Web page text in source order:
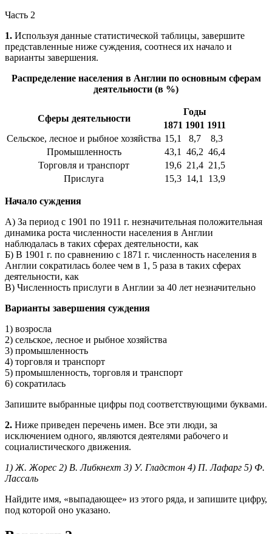
Часть 2
1. Используя данные статистической таблицы, завершите
представленные ниже суждения, соотнеся их начало и
варианты завершения.
Распределение населения в Англии по основным сферам
деятельности (в %)
Сферы деятельности
Годы
1871 1901 1911
Сельское, лесное и рыбное хозяйства 15,1 8,7
8,3
Промышленность
43,1 46,2 46,4
Торговля и транспорт
19,6 21,4 21,5
Прислуга
15,3 14,1 13,9
Начало суждения
А) За период с 1901 по 1911 г. незначительная положительная
динамика роста численности населения в Англии
наблюдалась в таких сферах деятельности, как
Б) В 1901 г. по сравнению с 1871 г. численность населения в
Англии сократилась более чем в 1, 5 раза в таких сферах
деятельности, как
В) Численность прислуги в Англии за 40 лет незначительно
Варианты завершения суждения
1) возросла
2) сельское, лесное и рыбное хозяйства
3) промышленность
4) торговля и транспорт
5) промышленность, торговля и транспорт
6) сократилась
Запишите выбранные цифры под соответствующими буквами.
2. Ниже приведен перечень имен. Все эти люди, за
исключением одного, являются деятелями рабочего и
социалистического движения.
1) Ж. Жорес 2) В. Либкнехт 3) У. Гладстон 4) П. Лафарг 5) Ф.
Лассаль
Найдите имя, «выпадающее» из этого ряда, и запишите цифру,
под которой оно указано.